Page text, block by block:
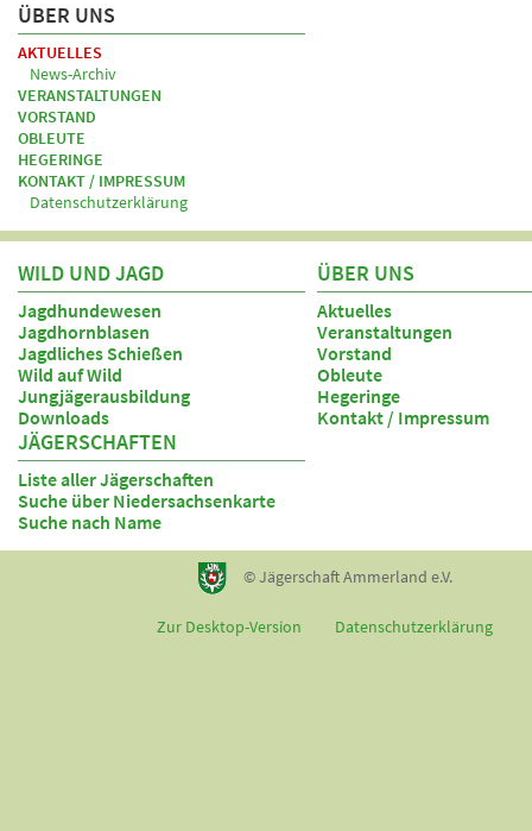
ÜBER UNS
AKTUELLES
News-Archiv
VERANSTALTUNGEN
VORSTAND
OBLEUTE
HEGERINGE
KONTAKT / IMPRESSUM
Datenschutzerklärung
WILD UND JAGD
Jagdhundewesen
Jagdhornblasen
Jagdliches Schießen
Wild auf Wild
Jungjägerausbildung
Downloads
ÜBER UNS
Aktuelles
Veranstaltungen
Vorstand
Obleute
Hegeringe
Kontakt / Impressum
JÄGERSCHAFTEN
Liste aller Jägerschaften
Suche über Niedersachsenkarte
Suche nach Name
© Jägerschaft Ammerland e.V.
Zur Desktop-Version Datenschutzerklärung